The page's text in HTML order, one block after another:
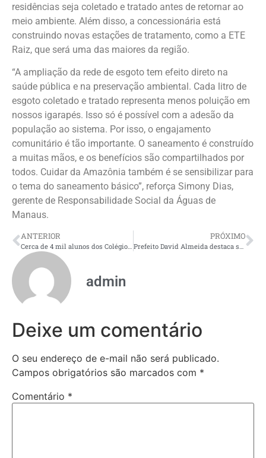
residências seja coletado e tratado antes de retornar ao
meio ambiente. Além disso, a concessionária está
construindo novas estações de tratamento, como a ETE
Raiz, que será uma das maiores da região.
“A ampliação da rede de esgoto tem efeito direto na
saúde pública e na preservação ambiental. Cada litro de
esgoto coletado e tratado representa menos poluição em
nossos igarapés. Isso só é possível com a adesão da
população ao sistema. Por isso, o engajamento
comunitário é tão importante. O saneamento é construído
a muitas mãos, e os benefícios são compartilhados por
todos. Cuidar da Amazônia também é se sensibilizar para
o tema do saneamento básico”, reforça Simony Dias,
gerente de Responsabilidade Social da Águas de
Manaus.
ANTERIOR
Cerca de 4 mil alunos dos Colégios Militares da PMAM desfilam na solenidade de 5 de setembro
PRÓXIMO
Prefeito David Almeida destaca sucesso da 1ª corrida ‘#SouManaus’ no centro histórico e celebra participação de mais de 6 mil pessoas
admin
Deixe um comentário
O seu endereço de e-mail não será publicado.
Campos obrigatórios são marcados com *
Comentário *